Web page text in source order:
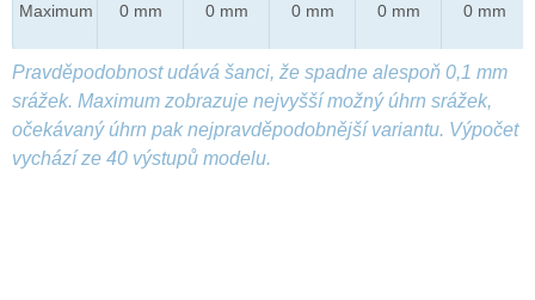
Maximum 0 mm 0 mm 0 mm 0 mm 0 mm
Pravděpodobnost udává šanci, že spadne alespoň 0,1 mm
srážek. Maximum zobrazuje nejvyšší možný úhrn srážek,
očekávaný úhrn pak nejpravděpodobnější variantu. Výpočet
vychází ze 40 výstupů modelu.